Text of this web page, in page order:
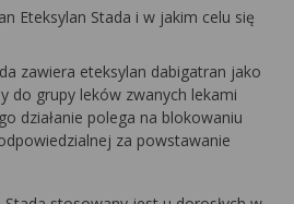
Eteksylan Stada i w jakim celu się
zawiera eteksylan dabigatran jako
do grupy leków zwanych lekami
działanie polega na blokowaniu
za powstawanie